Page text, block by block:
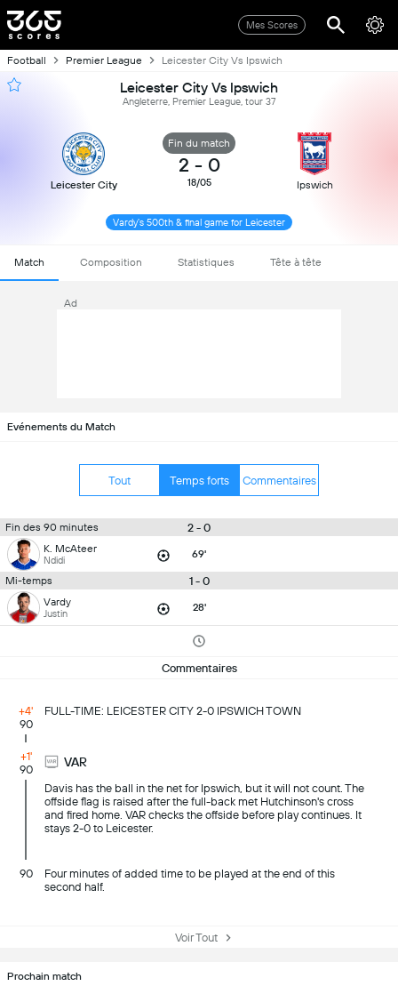
Mes Scores
Football Premier League Leicester City Vs Ipswich
Leicester City Vs Ipswich
Angleterre, Premier League, tour 37
Leicester City
Fin du match
2 - 0
18/05 Ipswich
Vardy's 500th & final game for Leicester
Match Composition Statistiques Tête à tête
Ad
Evénements du Match
Tout Temps forts Commentaires
Fin des 90 minutes 2 - 0
K. McAteer
Ndidi 69'
Mi-temps 1 - 0
Vardy
Justin 28'
Commentaires
+4'
90
FULL-TIME: LEICESTER CITY 2-0 IPSWICH TOWN
+1'
90
VAR
Davis has the ball in the net for Ipswich, but it will not count. The
offside flag is raised after the full-back met Hutchinson's cross
and fired home. VAR checks the offside before play continues. It
stays 2-0 to Leicester.
90
Four minutes of added time to be played at the end of this
second half.
Voir Tout
Prochain match